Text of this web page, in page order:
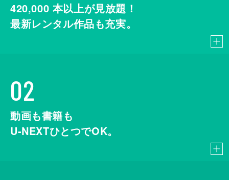
420,000 本以上が見放題！
最新レンタル作品も充実。
02
動画も書籍も
U-NEXTひとつでOK。